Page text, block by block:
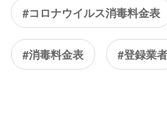
#コロナウイルス消毒料金表
#消毒料金表 #登録業者